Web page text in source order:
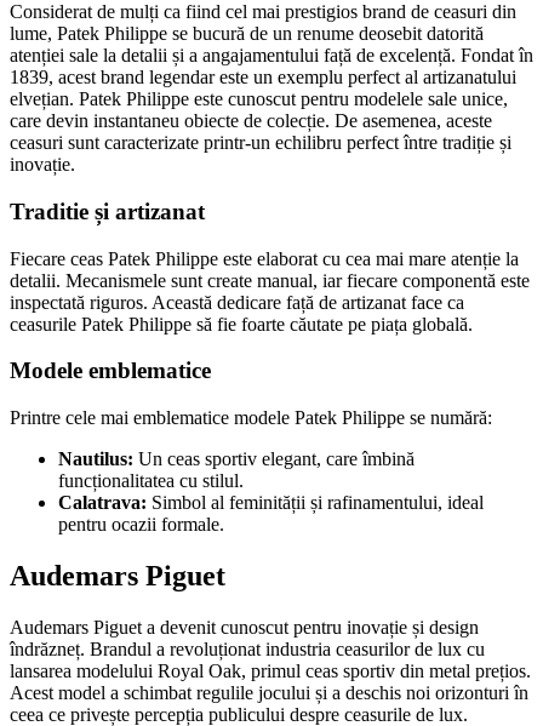
Considerat de mulți ca fiind cel mai prestigios brand de ceasuri din
lume, Patek Philippe se bucură de un renume deosebit datorită
atenției sale la detalii și a angajamentului față de excelență. Fondat în
1839, acest brand legendar este un exemplu perfect al artizanatului
elvețian. Patek Philippe este cunoscut pentru modelele sale unice,
care devin instantaneu obiecte de colecție. De asemenea, aceste
ceasuri sunt caracterizate printr-un echilibru perfect între tradiție și
inovație.
Traditie și artizanat
Fiecare ceas Patek Philippe este elaborat cu cea mai mare atenție la
detalii. Mecanismele sunt create manual, iar fiecare componentă este
inspectată riguros. Această dedicare față de artizanat face ca
ceasurile Patek Philippe să fie foarte căutate pe piața globală.
Modele emblematice
Printre cele mai emblematice modele Patek Philippe se numără:
Nautilus: Un ceas sportiv elegant, care îmbină
funcționalitatea cu stilul.
Calatrava: Simbol al feminității și rafinamentului, ideal
pentru ocazii formale.
Audemars Piguet
Audemars Piguet a devenit cunoscut pentru inovație și design
îndrăzneț. Brandul a revoluționat industria ceasurilor de lux cu
lansarea modelului Royal Oak, primul ceas sportiv din metal prețios.
Acest model a schimbat regulile jocului și a deschis noi orizonturi în
ceea ce privește percepția publicului despre ceasurile de lux.